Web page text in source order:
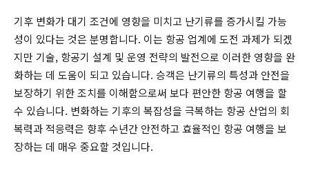
기후 변화가 대기 조건에 영향을 미치고 난기류를 증가시킬 가능
성이 있다는 것은 분명합니다. 이는 항공 업계에 도전 과제가 되겠
지만 기술, 항공기 설계 및 운영 전략의 발전으로 이러한 영향을 완
화하는 데 도움이 되고 있습니다. 승객은 난기류의 특성과 안전을
보장하기 위한 조치를 이해함으로써 보다 편안한 항공 여행을 할
수 있습니다. 변화하는 기후의 복잡성을 극복하는 항공 산업의 회
복력과 적응력은 향후 수년간 안전하고 효율적인 항공 여행을 보
장하는 데 매우 중요할 것입니다.